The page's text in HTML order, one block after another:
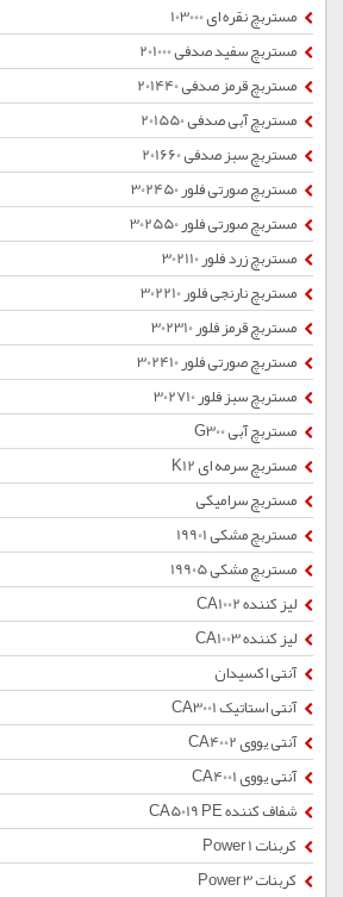
مستربچ نقره ای 103000
مستربچ سفید صدفی 201000
مستربچ قرمز صدفی 201440
مستربچ آبی صدفی 201550
مستربچ سبز صدفی 201660
مستربچ صورتی فلور 302450
مستربچ صورتی فلور 302550
مستربچ زرد فلور 302110
مستربچ نارنجی فلور 302210
مستربچ قرمز فلور 302310
مستربچ صورتی فلور 302410
مستربچ سبز فلور 302710
مستربچ آبی G300
مستربچ سرمه ای K12
مستربچ سرامیکی
مستربچ مشکی 19901
مستربچ مشکی 19905
لیز کننده CA1002
لیز کننده CA1003
آنتی اکسیدان
آنتی استاتیک CA3001
آنتی یووی CA4002
آنتی یووی CA4001
شفاف کننده CA5019 PE
کربنات Power 1
کربنات Power 3